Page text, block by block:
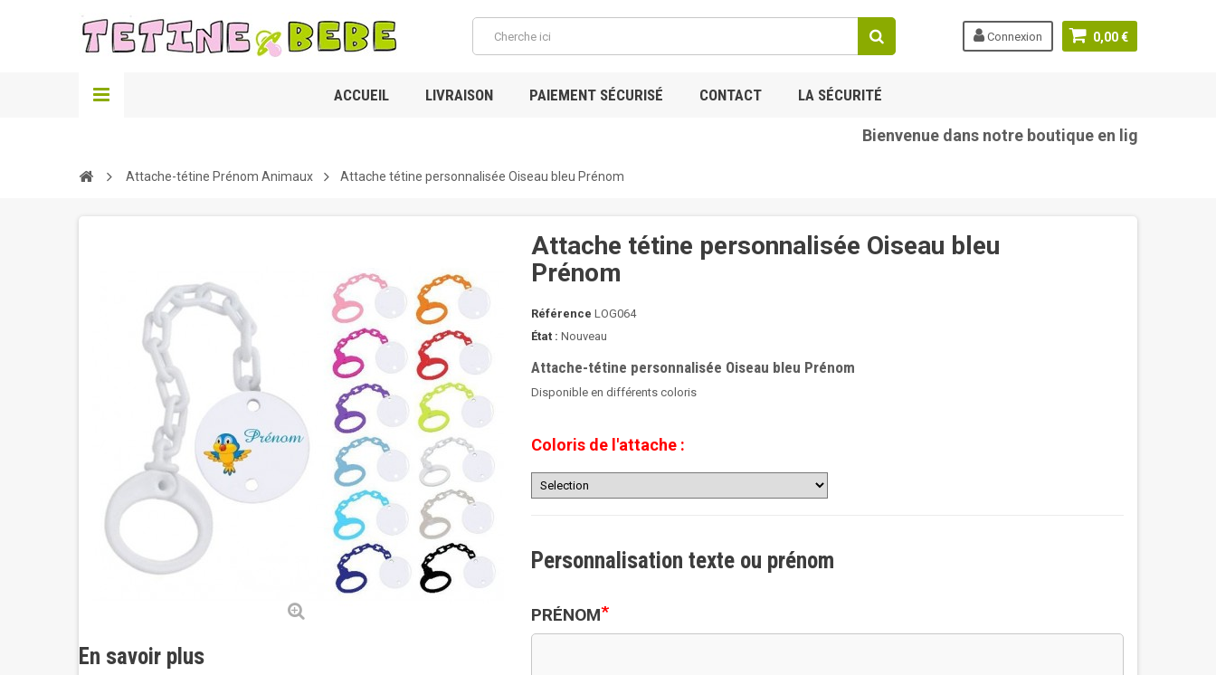
0,00 €
Connexion
ACCUEIL LIVRAISON PAIEMENT SÉCURISÉ CONTACT LA SÉCURITÉ
Bienvenue dans notre boutique en ligne tetine-
Attache-tétine Prénom Animaux Attache tétine personnalisée Oiseau bleu Prénom
En savoir plus
Attache tétine personnalisée Oiseau bleu
Prénom
Référence LOG064
État : Nouveau
Attache-tétine personnalisée Oiseau bleu Prénom
Disponible en différents coloris
Coloris de l'attache :
Personnalisation texte ou prénom
PRÉNOM*